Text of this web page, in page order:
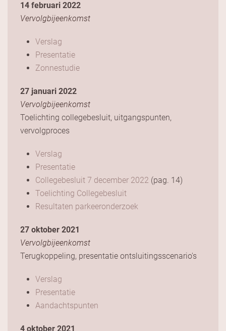
14 februari 2022
Vervolgbijeenkomst
Verslag
Presentatie
Zonnestudie
27 januari 2022
Vervolgbijeenkomst
Toelichting collegebesluit, uitgangspunten,
vervolgproces
Verslag
Presentatie
Collegebesluit 7 december 2022 (pag. 14)
Toelichting Collegebesluit
Resultaten parkeeronderzoek
27 oktober 2021
Vervolgbijeenkomst
Terugkoppeling, presentatie ontsluitingsscenario's
Verslag
Presentatie
Aandachtspunten
4 oktober 2021